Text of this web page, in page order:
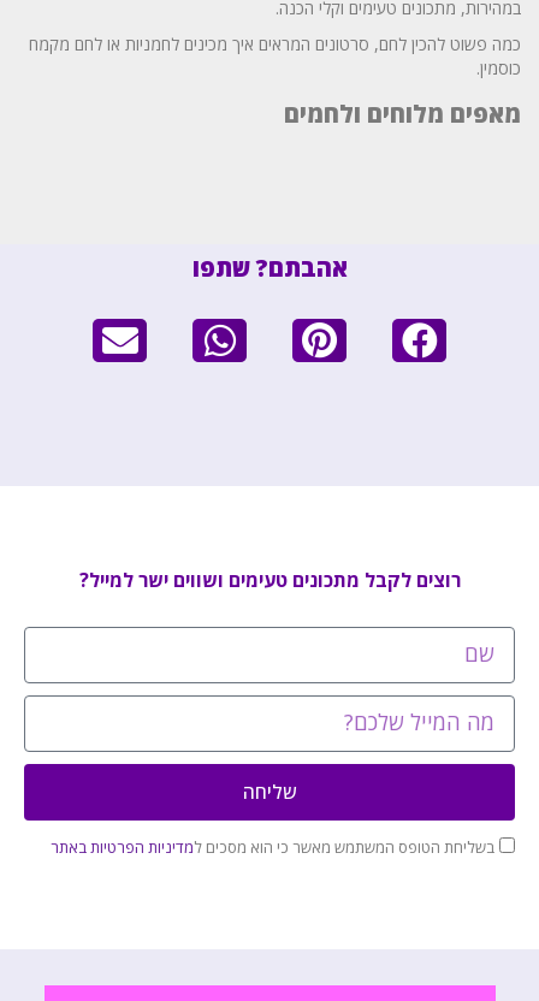
במהירות, מתכונים טעימים וקלי הכנה.
כמה פשוט להכין לחם, סרטונים המראים איך מכינים לחמניות או לחם מקמח
כוסמין.
מאפים מלוחים ולחמים
אהבתם? שתפו
רוצים לקבל מתכונים טעימים ושווים ישר למייל?
בשליחת הטופס המשתמש מאשר כי הוא מסכים למדיניות הפרטיות באתר
שליחה